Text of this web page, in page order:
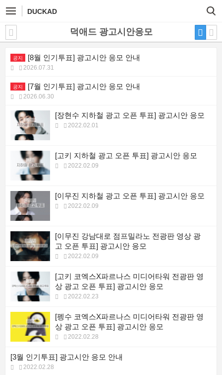
DUCKAD
덕애드 광고시안응모
공지 [8월 인기투표] 광고시안 응모 안내
2026.07.31
공지 [7월 인기투표] 광고시안 응모 안내
2026.06.30
[장현수 지하철 광고 오픈 투표] 광고시안 응모
2022.02.01
[고키 지하철 광고 오픈 투표] 광고시안 응모
2022.02.09
[이무진 지하철 광고 오픈 투표] 광고시안 응모
2022.02.09
[이무진 강남대로 점프밀라노 전광판 영상 광
고 오픈 투표] 광고시안 응모
2022.02.09
[고키 코엑스X파르나스 미디어타워 전광판 영
상 광고 오픈 투표] 광고시안 응모
2022.02.23
[펭수 코엑스X파르나스 미디어타워 전광판 영
상 광고 오픈 투표] 광고시안 응모
2022.02.28
[3월 인기투표] 광고시안 응모 안내
2022.02.28